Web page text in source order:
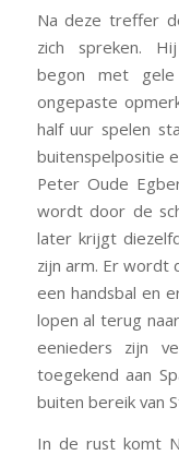
Na deze treffer
zich spreken.
begon met
ongepaste
half uur spelen
buitenspelpositie
Peter Oude
wordt door de
later krijgt
zijn arm. Er wordt
een handsbal en
lopen al terug
eenieders zijn
toegekend aan
buiten bereik van
In de rust komt